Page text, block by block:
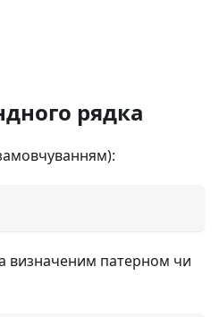
рядка
визначеним патерном чи